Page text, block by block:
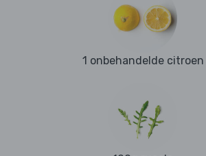
1 onbehandelde citroen